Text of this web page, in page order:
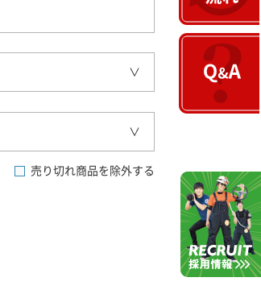
売り切れ商品を除外する